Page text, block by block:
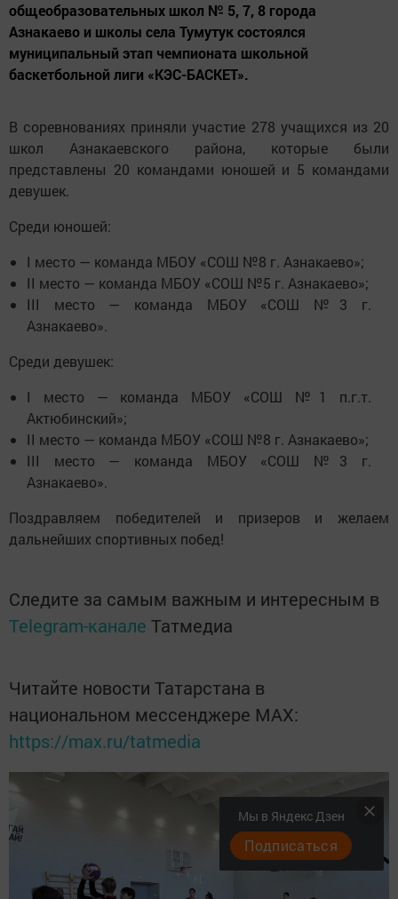
общеобразовательных школ № 5, 7, 8 города
Азнакаево и школы села Тумутук состоялся
муниципальный этап чемпионата школьной
баскетбольной лиги «КЭС-БАСКЕТ».
В соревнованиях приняли участие 278 учащихся из 20
школ Азнакаевского района, которые были
представлены 20 командами юношей и 5 командами
девушек.
Среди юношей:
I место — команда МБОУ «СОШ №8 г. Азнакаево»;
II место — команда МБОУ «СОШ №5 г. Азнакаево»;
III место — команда МБОУ «СОШ №3 г.
Азнакаево».
Среди девушек:
I место — команда МБОУ «СОШ №1 п.г.т.
Актюбинский»;
II место — команда МБОУ «СОШ №8 г. Азнакаево»;
III место — команда МБОУ «СОШ №3 г.
Азнакаево».
Поздравляем победителей и призеров и желаем
дальнейших спортивных побед!
Следите за самым важным и интересным в
Telegram-канале Татмедиа
Читайте новости Татарстана в
национальном мессенджере MАХ:
https://max.ru/tatmedia
Мы в Яндекс Дзен
Подписаться